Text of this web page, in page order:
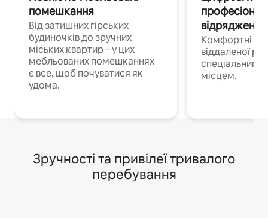
помешкання
Від затишних гірських
будиночків до зручних
міських квартир – у цих
мебльованих помешканнях
є все, щоб почуватися як
удома.
Комфортні
віддаленої
спеціальним
місцем.
Зручності та привілеї тривалого
перебування